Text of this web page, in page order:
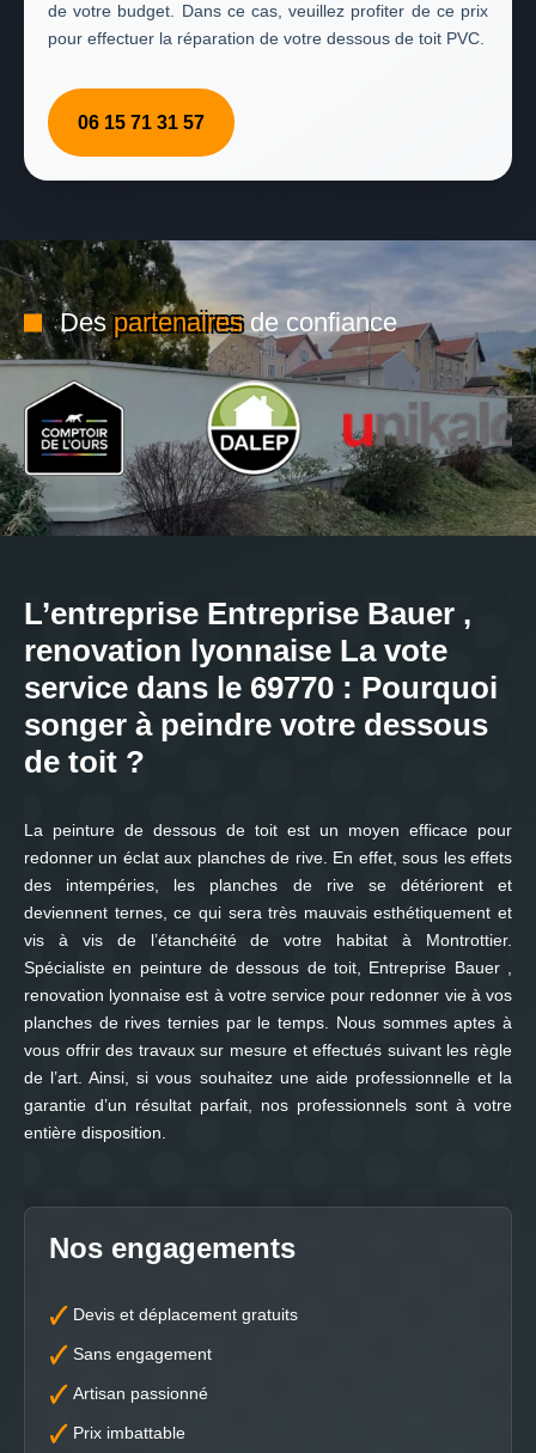
de votre budget. Dans ce cas, veuillez profiter de ce prix
pour effectuer la réparation de votre dessous de toit PVC.
06 15 71 31 57
Despartenairesde confiance
L’entreprise Entreprise Bauer ,
renovation lyonnaise La vote
service dans le 69770 : Pourquoi
songer à peindre votre dessous
de toit ?
La peinture de dessous de toit est un moyen efficace pour
redonner un éclat aux planches de rive. En effet, sous les effets
des intempéries, les planches de rive se détériorent et
deviennent ternes, ce qui sera très mauvais esthétiquement et
vis à vis de l’étanchéité de votre habitat à Montrottier.
Spécialiste en peinture de dessous de toit, Entreprise Bauer ,
renovation lyonnaise est à votre service pour redonner vie à vos
planches de rives ternies par le temps. Nous sommes aptes à
vous offrir des travaux sur mesure et effectués suivant les règle
de l’art. Ainsi, si vous souhaitez une aide professionnelle et la
garantie d’un résultat parfait, nos professionnels sont à votre
entière disposition.
Nos engagements
Devis et déplacement gratuits
Sans engagement
Artisan passionné
Prix imbattable